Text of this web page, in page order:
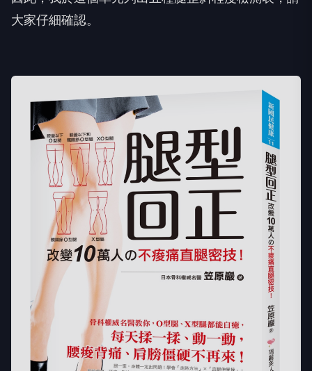
大家仔細確認。